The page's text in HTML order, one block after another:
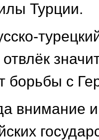
Турции.
борьбы с
внимание